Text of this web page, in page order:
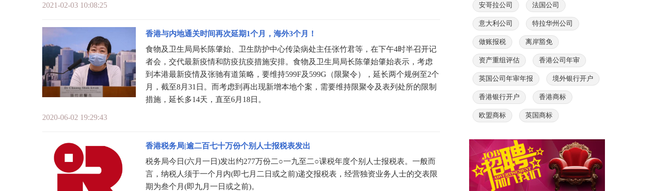
2021-02-03 10:08:25
香港与内地通关时间再次延期1个月，海外3个月！
食物及卫生局局长陈肇始、卫生防护中心传染病处主任张竹君等，在下午4时半召开记
者会，交代最新疫情和防疫抗疫措施安排。食物及卫生局局长陈肇始肇始表示，考虑
到本港最新疫情及张驰有道策略，要维持599F及599G（限聚令），延长两个规例至2个
月，截至8月31日。而考虑到再出现新增本地个案，需要维持限聚令及表列处所的限制
措施，延长多14天，直至6月18日。
2020-06-02 19:29:43
香港税务局|逾二百七十万份个别人士报税表发出
税务局今日(六月一日)发出约277万份二○一九至二○课税年度个别人士报税表。一般而
言，纳税人须于一个月内(即七月二日或之前)递交报税表，经营独资业务人士的交表限
期为叁个月(即九月一日或之前)。
安哥拉公司 法国公司
意大利公司 特拉华州公司
做账报税 离岸豁免
资产重组评估 香港公司年审
英国公司年审年报 境外银行开户
香港银行开户 香港商标
欧盟商标 英国商标